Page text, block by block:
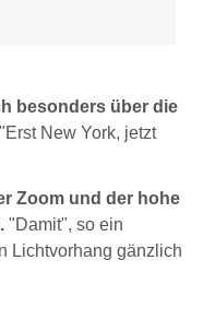
besonders über die
"Erst New York, jetzt
Zoom und der hohe
"Damit", so ein
Lichtvorhang gänzlich